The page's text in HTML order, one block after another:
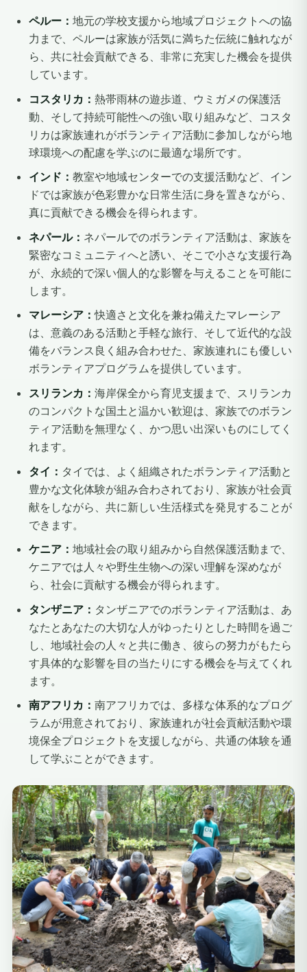
ペルー： 地元の学校支援から地域プロジェクトへの協
力まで、ペルーは家族が活気に満ちた伝統に触れなが
ら、共に社会貢献できる、非常に充実した機会を提供
しています。
コスタリカ： 熱帯雨林の遊歩道、ウミガメの保護活
動、そして持続可能性への強い取り組みなど、コスタ
リカは家族連れがボランティア活動に参加しながら地
球環境への配慮を学ぶのに最適な場所です。
インド： 教室や地域センターでの支援活動など、イン
ドでは家族が色彩豊かな日常生活に身を置きながら、
真に貢献できる機会を得られます。
ネパール： ネパールでのボランティア活動は、家族を
緊密なコミュニティへと誘い、そこで小さな支援行為
が、永続的で深い個人的な影響を与えることを可能に
します。
マレーシア：快適さと文化を兼ね備えたマレーシア
は、意義のある活動と手軽な旅行、そして近代的な設
備をバランス良く組み合わせた、家族連れにも優しい
ボランティアプログラムを提供しています。
スリランカ： 海岸保全から育児支援まで、スリランカ
のコンパクトな国土と温かい歓迎は、家族でのボラン
ティア活動を無理なく、かつ思い出深いものにしてく
れます。
タイ： タイでは、よく組織されたボランティア活動と
豊かな文化体験が組み合わされており、家族が社会貢
献をしながら、共に新しい生活様式を発見することが
できます。
ケニア： 地域社会の取り組みから自然保護活動まで、
ケニアでは人々や野生生物への深い理解を深めなが
ら、社会に貢献する機会が得られます。
タンザニア： タンザニアでのボランティア活動は、あ
なたとあなたの大切な人がゆったりとした時間を過ご
し、地域社会の人々と共に働き、彼らの努力がもたら
す具体的な影響を目の当たりにする機会を与えてくれ
ます。
南アフリカ： 南アフリカでは、多様な体系的なプログ
ラムが用意されており、家族連れが社会貢献活動や環
境保全プロジェクトを支援しながら、共通の体験を通
して学ぶことができます。